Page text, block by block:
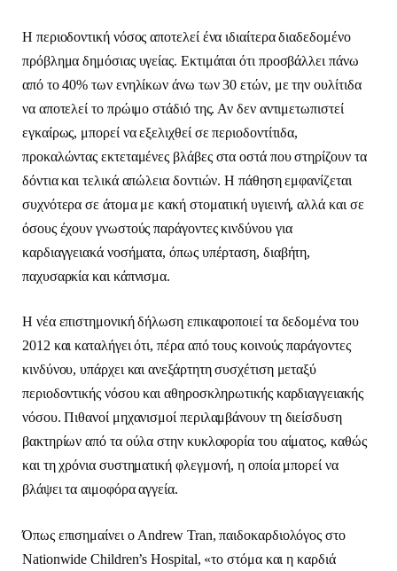
Η περιοδοντική νόσος αποτελεί ένα ιδιαίτερα διαδεδομένο
πρόβλημα δημόσιας υγείας. Εκτιμάται ότι προσβάλλει πάνω
από το 40% των ενηλίκων άνω των 30 ετών, με την ουλίτιδα
να αποτελεί το πρώιμο στάδιό της. Αν δεν αντιμετωπιστεί
εγκαίρως, μπορεί να εξελιχθεί σε περιοδοντίτιδα,
προκαλώντας εκτεταμένες βλάβες στα οστά που στηρίζουν τα
δόντια και τελικά απώλεια δοντιών. Η πάθηση εμφανίζεται
συχνότερα σε άτομα με κακή στοματική υγιεινή, αλλά και σε
όσους έχουν γνωστούς παράγοντες κινδύνου για
καρδιαγγειακά νοσήματα, όπως υπέρταση, διαβήτη,
παχυσαρκία και κάπνισμα.
Η νέα επιστημονική δήλωση επικαιροποιεί τα δεδομένα του
2012 και καταλήγει ότι, πέρα από τους κοινούς παράγοντες
κινδύνου, υπάρχει και ανεξάρτητη συσχέτιση μεταξύ
περιοδοντικής νόσου και αθηροσκληρωτικής καρδιαγγειακής
νόσου. Πιθανοί μηχανισμοί περιλαμβάνουν τη διείσδυση
βακτηρίων από τα ούλα στην κυκλοφορία του αίματος, καθώς
και τη χρόνια συστηματική φλεγμονή, η οποία μπορεί να
βλάψει τα αιμοφόρα αγγεία.
Όπως επισημαίνει ο Andrew Tran, παιδοκαρδιολόγος στο
Nationwide Children’s Hospital, «το στόμα και η καρδιά